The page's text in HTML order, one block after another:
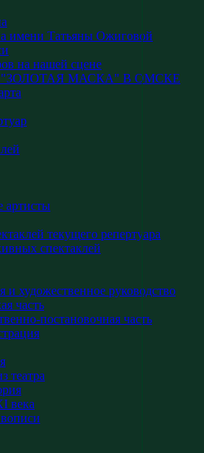
имени Татьяны Ожиговой
на нашей сцене
МАСКА" В ОМСКЕ
артисты
текущего репертуара
спектаклей
и художественное руководство
часть
постановочная часть
театра
века